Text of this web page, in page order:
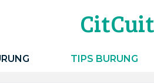
TIPS BURUNG